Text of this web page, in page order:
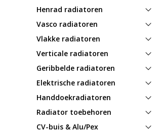
Henrad radiatoren
Vasco radiatoren
Vlakke radiatoren
Verticale radiatoren
Geribbelde radiatoren
Elektrische radiatoren
Handdoekradiatoren
Radiator toebehoren
CV-buis & Alu/Pex